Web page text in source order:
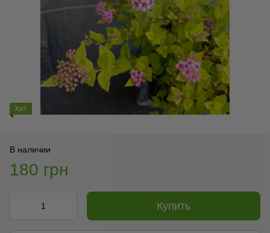
Хит
В наличии
180 грн
Купить